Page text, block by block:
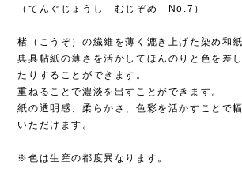
（てんぐじょうし むじぞめ No.7）
楮（こうぞ）の繊維を薄く漉き上げた染め和紙
典具帖紙の薄さを活かしてほんのりと色を差
たりすることができます。
重ねることで濃淡を出すことができます。
紙の透明感、柔らかさ、色彩を活かすことで
いただけます。
※色は生産の都度異なります。